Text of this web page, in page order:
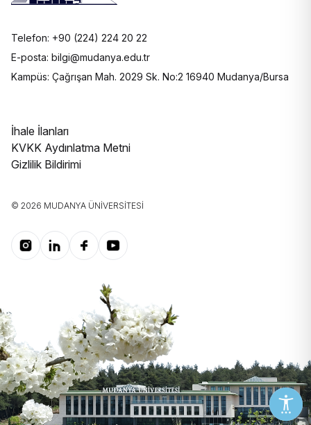
Telefon: +90 (224) 224 20 22
E-posta: bilgi@mudanya.edu.tr
Kampüs: Çağrışan Mah. 2029 Sk. No:2 16940 Mudanya/Bursa
İhale İlanları
KVKK Aydınlatma Metni
Gizlilik Bildirimi
© 2026 MUDANYA ÜNIVERSITESI